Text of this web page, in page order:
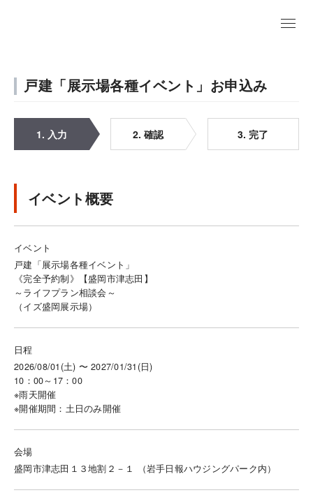
戸建「展示場各種イベント」お申込み
1. 入力 2. 確認 3. 完了
イベント概要
イベント
戸建「展示場各種イベント」
《完全予約制》【盛岡市津志田】
～ライフプラン相談会～
（イズ盛岡展示場）
日程
2026/08/01(土) 〜 2027/01/31(日)
10：00～17：00
※雨天開催
※開催期間：土日のみ開催
会場
盛岡市津志田１３地割２－１ （岩手日報ハウジングパーク内）